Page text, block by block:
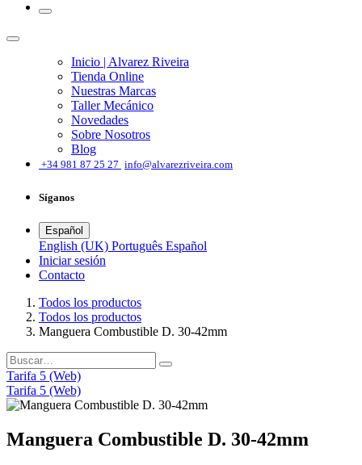
Inicio | Alvarez Riveira
Tienda Online
Nuestras Marcas
Taller Mecánico
Novedades
Sobre Nosotros
Blog
+34 981 87 25 27 info@alvarezriveira.com
Síganos
Español
English (UK) Português Español
Iniciar sesión
​Contacto
Todos los productos
Todos los productos
Manguera Combustible D. 30-42mm
Tarifa 5 (Web)
Tarifa 5 (Web)
Manguera Combustible D. 30-42mm